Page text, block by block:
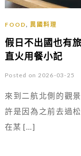
FOOD, 異國料理
假日不出國也有
直火用餐小記
Posted on 2026-03-25
來到二航北側的觀
許是因為之前去過
在某 […]